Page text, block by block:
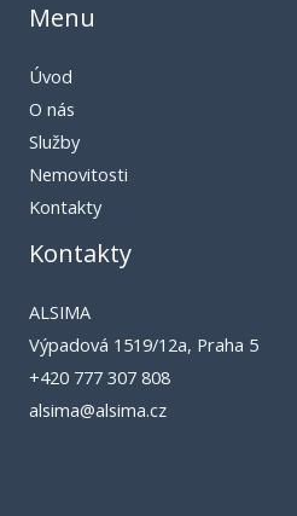
Menu
Úvod
O nás
Služby
Nemovitosti
Kontakty
Kontakty
ALSIMA
Výpadová 1519/12a, Praha 5
+420 777 307 808
alsima@alsima.cz